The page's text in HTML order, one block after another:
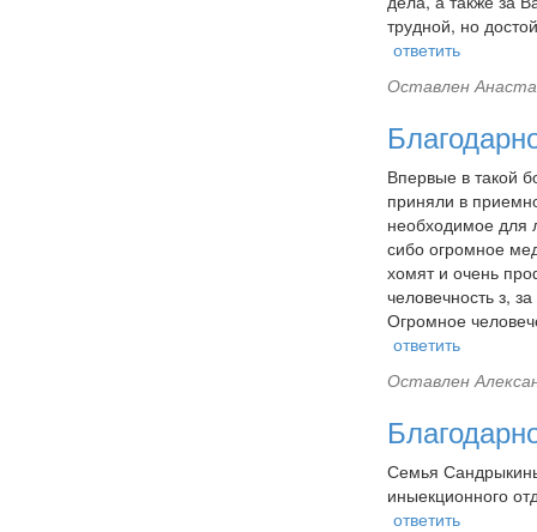
трудной, но
ответить
Оставлен
Впервые в такой
приняли в
необходимое для
сибо огромное
хомят и очень
человечность з,
Огромное
ответить
Оставлен
Семья
иныекционного
ответить